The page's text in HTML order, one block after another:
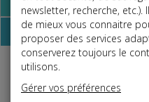
Dépêches
Vie des affaires
newsletter, recherche,
de mieux vous connaitre
proposer des services
conserverez toujours le
utilisons.
Gérer vos préférences